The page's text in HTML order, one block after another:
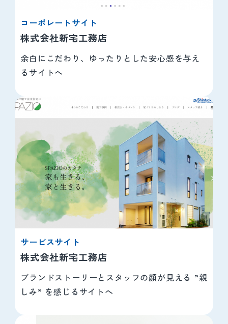
コーポレートサイト
株式会社新宅工務店
余白にこだわり、ゆったりとした安心感を与え
るサイトへ
サービスサイト
株式会社新宅工務店
ブランドストーリーとスタッフの顔が見える ”親
しみ” を感じるサイトへ